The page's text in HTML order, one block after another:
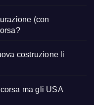
(con
costruzione li
ma gli USA